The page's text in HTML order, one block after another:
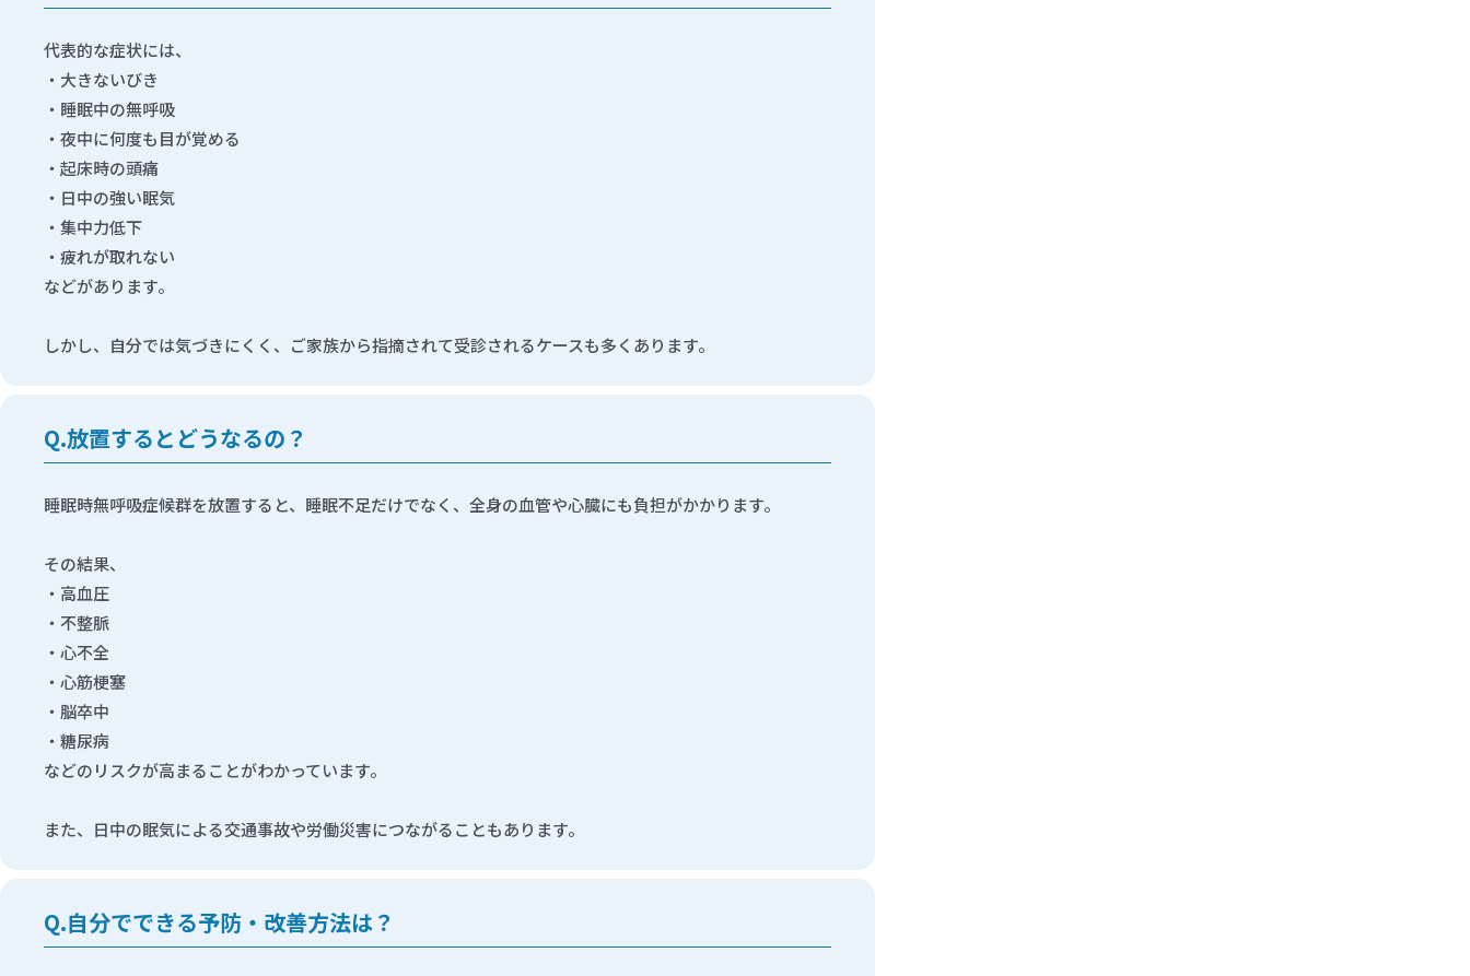
代表的な症状には、
大きないびき
睡眠中の無呼吸
夜中に何度も目が覚める
起床時の頭痛
日中の強い眠気
集中力低下
疲れが取れない
などがあります。
しかし、自分では気づきにくく、ご家族から指摘されて受診されるケースも多くあります。
放置するとどうなるの？
睡眠時無呼吸症候群を放置すると、睡眠不足だけでなく、全身の血管や心臓にも負担がかかります。
その結果、
高血圧
不整脈
心不全
心筋梗塞
脳卒中
糖尿病
などのリスクが高まることがわかっています。
また、日中の眠気による交通事故や労働災害につながることもあります。
自分でできる予防・改善方法は？